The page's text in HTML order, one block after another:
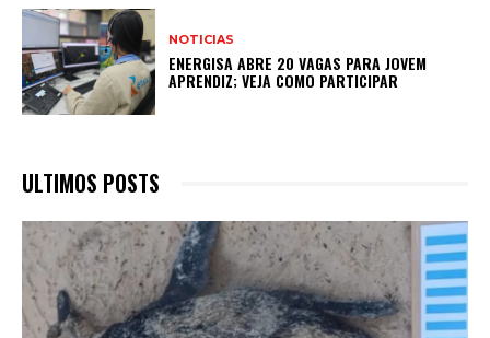
NOTICIAS
ENERGISA ABRE 20 VAGAS PARA JOVEM
APRENDIZ; VEJA COMO PARTICIPAR
ULTIMOS POSTS